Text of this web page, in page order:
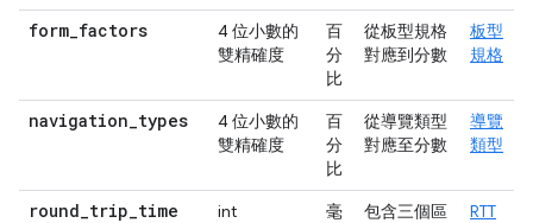
form_factors
4 位小數的
雙精確度
百
分
比
從板型規格
對應到分數
板型
規格
navigation_types
4 位小數的
雙精確度
百
分
比
從導覽類型
對應至分數
導覽
類型
round_trip_time int
毫
包含三個區
RTT